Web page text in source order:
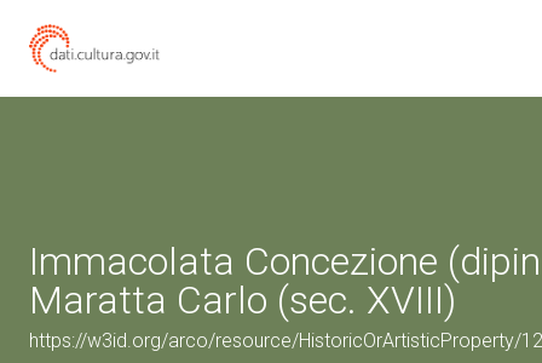
Immacolata Concezione
Maratta Carlo (sec. XVIII)
https://w3id.org/arco/resource/HistoricOrArtisticProperty/